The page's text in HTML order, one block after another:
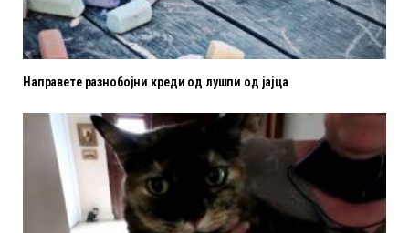
Направете разнобојни креди од лушпи од јајца